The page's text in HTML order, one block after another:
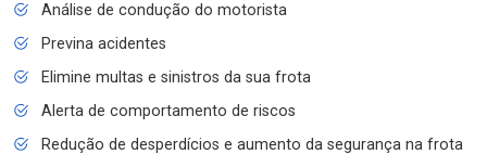
Análise de condução do motorista
Previna acidentes
Elimine multas e sinistros da sua frota
Alerta de comportamento de riscos
Redução de desperdícios e aumento da segurança na frota